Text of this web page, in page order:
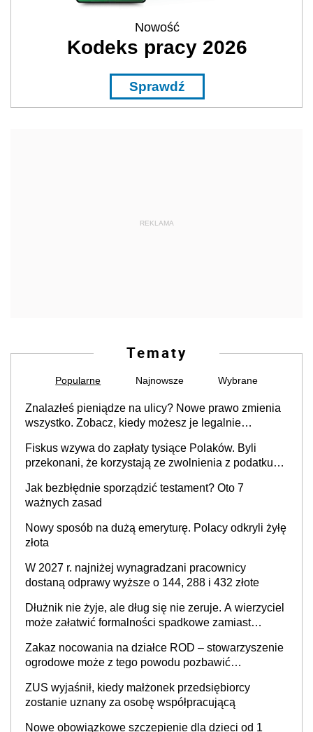
Nowość
Kodeks pracy 2026
Sprawdź
REKLAMA
Tematy
Popularne Najnowsze Wybrane
Znalazłeś pieniądze na ulicy? Nowe prawo zmienia
wszystko. Zobacz, kiedy możesz je legalnie
Fiskus wzywa do zapłaty tysiące Polaków. Byli
przekonani, że korzystają ze zwolnienia z podatku
Jak bezbłędnie sporządzić testament? Oto 7
ważnych zasad
Nowy sposób na dużą emeryturę. Polacy odkryli żyłę
złota
W 2027 r. najniżej wynagradzani pracownicy
dostaną odprawy wyższe o 144, 288 i 432 złote
Dłużnik nie żyje, ale dług się nie zeruje. A wierzyciel
może załatwić formalności spadkowe zamiast
Zakaz nocowania na działce ROD – stowarzyszenie
ogrodowe może z tego powodu pozbawić
dzierżawę)?
ZUS wyjaśnił, kiedy małżonek przedsiębiorcy
zostanie uznany za osobę współpracującą
Nowe obowiązkowe szczepienie dla dzieci od 1